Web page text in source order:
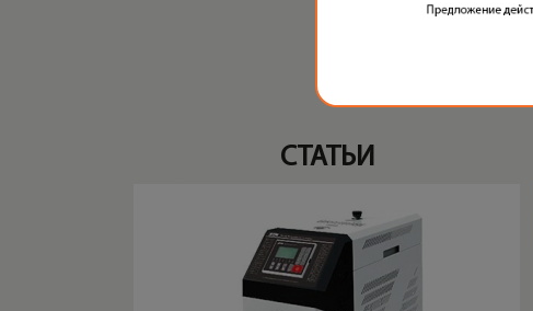
(Составляет ± 10%
СТАТЬИ